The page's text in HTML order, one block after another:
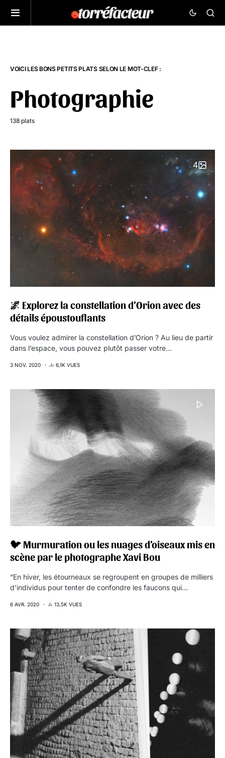
VOICI LES BONS PETITS PLATS SELON LE MOT-CLEF :
Photographie
138 plats
4
🌌 Explorez la constellation d’Orion avec des
détails époustouflants
Vous voulez admirer la constellation d’Orion ? Au lieu de partir
dans l’espace, vous pouvez plutôt passer votre…
3 NOV. 2020 6,1K VUES
🐦 Murmuration ou les nuages d’oiseaux mis en
scène par le photographe Xavi Bou
“En hiver, les étourneaux se regroupent en groupes de milliers
d’individus pour tenter de confondre les faucons qui…
6 AVR. 2020 13,5K VUES